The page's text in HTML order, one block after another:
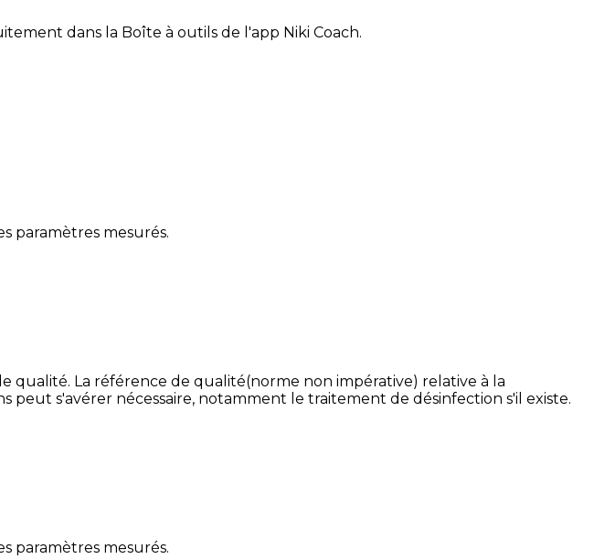
dans la Boîte à outils de l'app Niki Coach.
paramètres mesurés.
La référence de qualité(norme non impérative) relative à la
peut s'avérer nécessaire, notamment le traitement de désinfection s'il existe.
paramètres mesurés.